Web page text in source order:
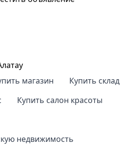
магазин
Купить склад
Купить салон красоты
недвижимость